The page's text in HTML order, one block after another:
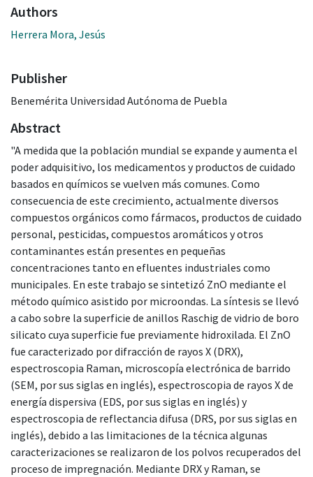
Authors
Herrera Mora, Jesús
Publisher
Benemérita Universidad Autónoma de Puebla
Abstract
"A medida que la población mundial se expande y aumenta el
poder adquisitivo, los medicamentos y productos de cuidado
basados en químicos se vuelven más comunes. Como
consecuencia de este crecimiento, actualmente diversos
compuestos orgánicos como fármacos, productos de cuidado
personal, pesticidas, compuestos aromáticos y otros
contaminantes están presentes en pequeñas
concentraciones tanto en efluentes industriales como
municipales. En este trabajo se sintetizó ZnO mediante el
método químico asistido por microondas. La síntesis se llevó
a cabo sobre la superficie de anillos Raschig de vidrio de boro
silicato cuya superficie fue previamente hidroxilada. El ZnO
fue caracterizado por difracción de rayos X (DRX),
espectroscopia Raman, microscopía electrónica de barrido
(SEM, por sus siglas en inglés), espectroscopia de rayos X de
energía dispersiva (EDS, por sus siglas en inglés) y
espectroscopia de reflectancia difusa (DRS, por sus siglas en
inglés), debido a las limitaciones de la técnica algunas
caracterizaciones se realizaron de los polvos recuperados del
proceso de impregnación. Mediante DRX y Raman, se